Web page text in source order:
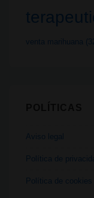
venta marihuana
Aviso legal
Política de
Política de cookies